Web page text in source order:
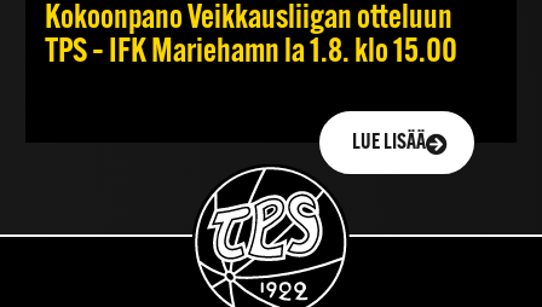
Kokoonpano Veikkausliigan otteluun
TPS – IFK Mariehamn la 1.8. klo 15.00
LUE LISÄÄ